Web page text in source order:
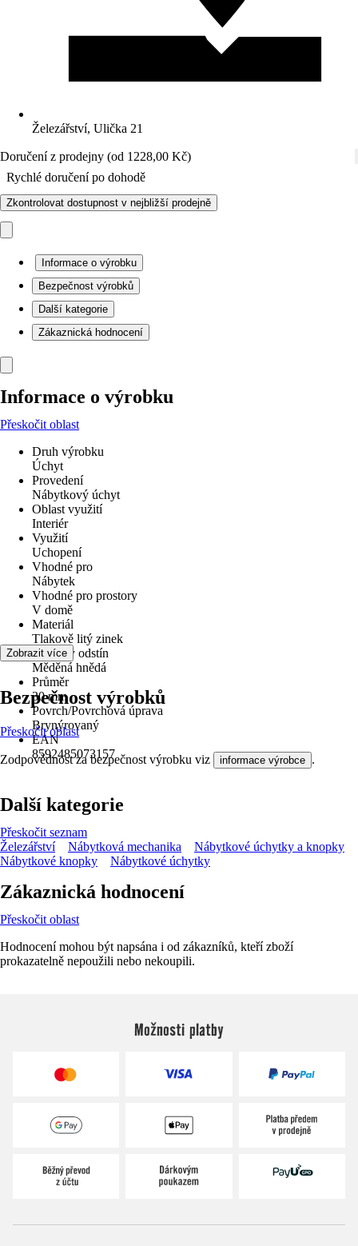
Železářství, Ulička 21
Doručení z prodejny (od 1228,00 Kč)
Rychlé doručení po dohodě
Zkontrolovat dostupnost v nejbližší prodejně
Informace o výrobku
Bezpečnost výrobků
Další kategorie
Zákaznická hodnocení
Informace o výrobku
Přeskočit oblast
Druh výrobku
Úchyt
Provedení
Nábytkový úchyt
Oblast využití
Interiér
Využití
Uchopení
Vhodné pro
Nábytek
Vhodné pro prostory
V domě
Materiál
Tlakově litý zinek
Barevný odstín
Měděná hnědá
Průměr
30 mm
Povrch/Povrchová úprava
Brynýrovaný
EAN
8592485073157
Zobrazit více
Bezpečnost výrobků
Přeskočit oblast
Zodpovědnost za bezpečnost výrobku viz informace výrobce .
Další kategorie
Přeskočit seznam
Železářství
Nábytková mechanika
Nábytkové úchytky a knopky
Nábytkové knopky
Nábytkové úchytky
Zákaznická hodnocení
Přeskočit oblast
Hodnocení mohou být napsána i od zákazníků, kteří zboží
prokazatelně nepoužili nebo nekoupili.
Možnosti platby